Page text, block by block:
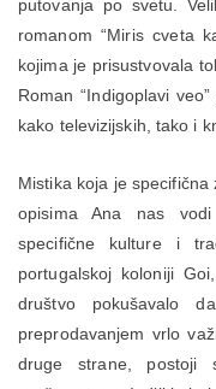
putovanja po svetu.
romanom “Miris cveta
kojima je prisustvovala
Roman “Indigoplavi
kako televizijskih, tako i
Mistika koja je
opisima Ana nas
specifične kulture i
portugalskoj koloniji
društvo pokušavalo
preprodavanjem vrlo
druge strane, postoji